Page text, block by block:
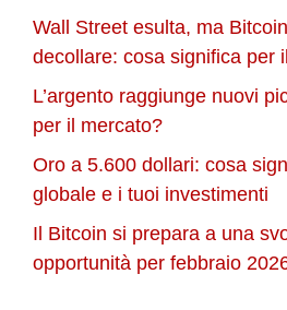
Wall Street esulta, ma
decollare: cosa significa per
L’argento raggiunge nuovi
per il mercato?
Oro a 5.600 dollari: cosa
globale e i tuoi investimenti
Il Bitcoin si prepara a una
opportunità per febbraio